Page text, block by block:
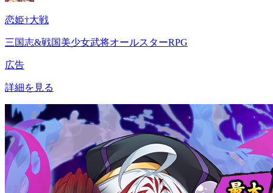
恋姫†大戦
三国志&戦国美少女武将オールスターRPG
広告
詳細を見る